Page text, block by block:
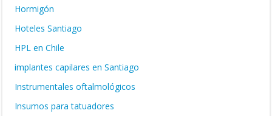
Hormigón
Hoteles Santiago
HPL en Chile
implantes capilares en Santiago
Instrumentales oftalmológicos
Insumos para tatuadores